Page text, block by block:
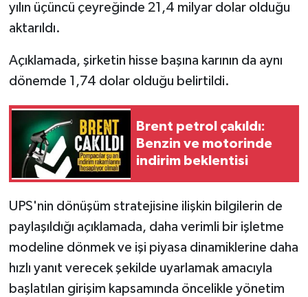
yılın üçüncü çeyreğinde 21,4 milyar dolar olduğu
aktarıldı.
Açıklamada, şirketin hisse başına karının da aynı
dönemde 1,74 dolar olduğu belirtildi.
Brent petrol çakıldı:
Benzin ve motorinde
indirim beklentisi
UPS'nin dönüşüm stratejisine ilişkin bilgilerin de
paylaşıldığı açıklamada, daha verimli bir işletme
modeline dönmek ve işi piyasa dinamiklerine daha
hızlı yanıt verecek şekilde uyarlamak amacıyla
başlatılan girişim kapsamında öncelikle yönetim